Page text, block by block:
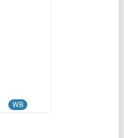
WB